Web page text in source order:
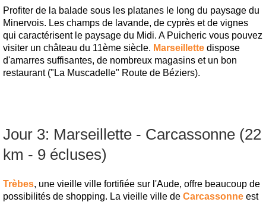
Profiter de la balade sous les platanes le long du paysage du
Minervois. Les champs de lavande, de cyprès et de vignes
qui caractérisent le paysage du Midi. A Puicheric vous pouvez
visiter un château du 11ème siècle. Marseillette dispose
d'amarres suffisantes, de nombreux magasins et un bon
restaurant ("La Muscadelle" Route de Béziers).
Jour 3: Marseillette - Carcassonne (22
km - 9 écluses)
Trèbes, une vieille ville fortifiée sur l'Aude, offre beaucoup de
possibilités de shopping. La vieille ville de Carcassonne est